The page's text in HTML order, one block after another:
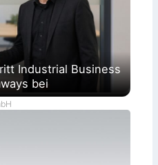
Industrial Business
bei